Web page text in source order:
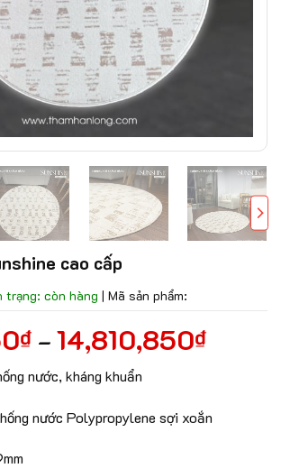
cao cấp
trạng: còn hàng | Mã sản phẩm:
₫ – 14,810,850₫
nước, kháng khuẩn
nước Polypropylene sợi xoắn